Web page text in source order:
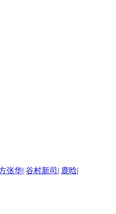
张华| 谷村新司 | 鹿晗|